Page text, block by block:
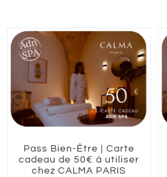
Pass Bien-Être | Carte
cadeau de 50€ à utiliser
chez CALMA PARIS